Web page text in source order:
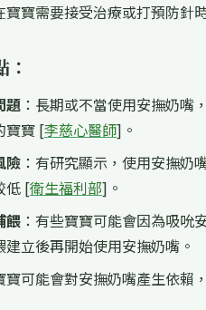
寶寶需要接受治療或打預防針
題 ：長期或不當使用安撫奶
寶寶 [李慈心醫師]。
險 ：有研究顯示，使用安撫
低 [衛生福利部]。
餵 ：有些寶寶可能會因為吸
立後再開始使用安撫奶嘴。
寶可能會對安撫奶嘴產生依賴